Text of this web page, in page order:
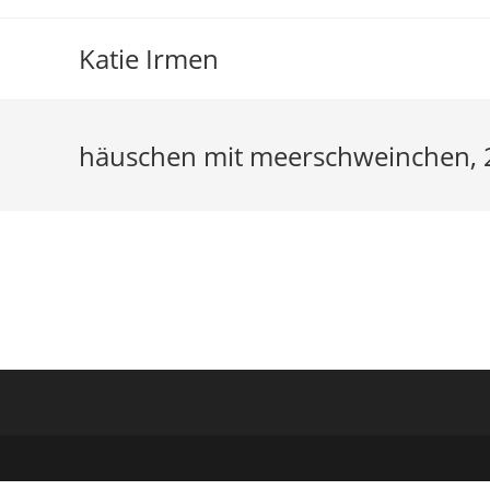
Katie Irmen
häuschen mit